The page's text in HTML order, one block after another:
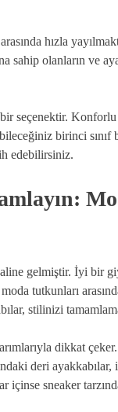
hızla
sahip olanların ve
seçenektir. Konforlu
birinci sınıf
edebilirsiniz.
gelmiştir. İyi bir
tutkunları
stilinizi
dikkat
deri ayakkabılar,
içinse sneaker